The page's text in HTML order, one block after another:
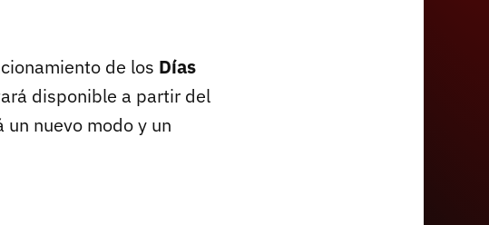
de los Días
disponible a partir del
nuevo modo y un